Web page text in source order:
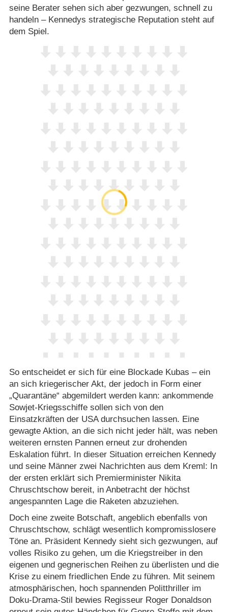
seine Berater sehen sich aber gezwungen, schnell zu
handeln – Kennedys strategische Reputation steht auf
dem Spiel.
So entscheidet er sich für eine Blockade Kubas – ein
an sich kriegerischer Akt, der jedoch in Form einer
„Quarantäne“ abgemildert werden kann: ankommende
Sowjet-Kriegsschiffe sollen sich von den
Einsatzkräften der USA durchsuchen lassen. Eine
gewagte Aktion, an die sich nicht jeder hält, was neben
weiteren ernsten Pannen erneut zur drohenden
Eskalation führt. In dieser Situation erreichen Kennedy
und seine Männer zwei Nachrichten aus dem Kreml: In
der ersten erklärt sich Premierminister Nikita
Chruschtschow bereit, in Anbetracht der höchst
angespannten Lage die Raketen abzuziehen.
Doch eine zweite Botschaft, angeblich ebenfalls von
Chruschtschow, schlägt wesentlich kompromisslosere
Töne an. Präsident Kennedy sieht sich gezwungen, auf
volles Risiko zu gehen, um die Kriegstreiber in den
eigenen und gegnerischen Reihen zu überlisten und die
Krise zu einem friedlichen Ende zu führen. Mit seinem
atmosphärischen, hoch spannenden Politthriller im
Doku-Drama-Stil bewies Regisseur Roger Donaldson